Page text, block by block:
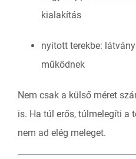
kialakítás
nyitott terekbe:
működnek
Nem csak a külső méret
is. Ha túl erős, túlmelegíti a
nem ad elég meleget.